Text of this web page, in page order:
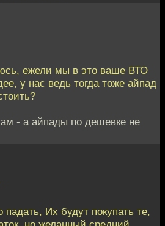
ежели мы в это ваше ВТО
у нас ведь тогда тоже айпад
- а айпады по дешевке не
падать, Их будут покупать те,